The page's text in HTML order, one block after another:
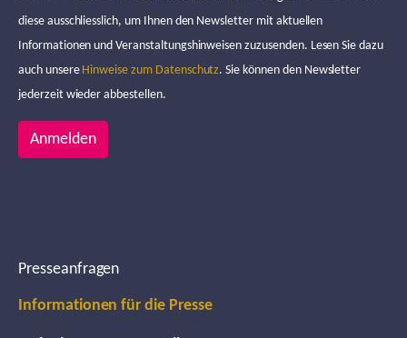
diese ausschliesslich, um Ihnen den Newsletter mit aktuellen
Informationen und Veranstaltungshinweisen zuzusenden. Lesen Sie dazu
auch unsere Hinweise zum Datenschutz. Sie können den Newsletter
jederzeit wieder abbestellen.
Anmelden
Presseanfragen
Informationen für die Presse